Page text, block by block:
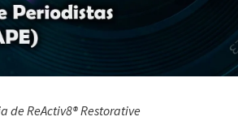
de ReActiv8® Restorative